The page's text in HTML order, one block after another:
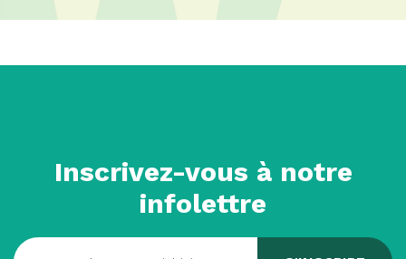
Inscrivez-vous à notre
infolettre